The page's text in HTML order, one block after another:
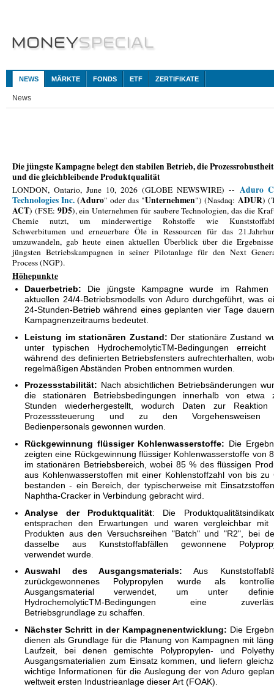
NEWS MÄRKTE FONDS ETF ZERTIFIKATE
News
Die jüngste Kampagne belegt den stabilen Betrieb, die Prozessrobustheit
und die gleichbleibende Produktqualität
LONDON, Ontario, June 10, 2026 (GLOBE NEWSWIRE) -- Aduro
Technologies Inc. (Aduro" oder das "Unternehmen") (Nasdaq: ADUR)
ACT) (FSE: 9D5), ein Unternehmen für saubere Technologien, das die
Chemie nutzt, um minderwertige Rohstoffe wie
Schwerbitumen und erneuerbare Öle in Ressourcen für das
umzuwandeln, gab heute einen aktuellen Überblick über die
jüngsten Betriebskampagnen in seiner Pilotanlage für den Next
Process (NGP).
Höhepunkte
Dauerbetrieb: Die jüngste Kampagne wurde im Rahmen
aktuellen 24/4-Betriebsmodells von Aduro durchgeführt, was
24-Stunden-Betrieb während eines geplanten vier Tage
Kampagnenzeitraums bedeutet.
Leistung im stationären Zustand: Der stationäre Zustand
unter typischen HydrochemolyticTM-Bedingungen erreicht
während des definierten Betriebsfensters aufrechterhalten,
regelmäßigen Abständen Proben entnommen wurden.
Prozessstabilität: Nach absichtlichen Betriebsänderungen
die stationären Betriebsbedingungen innerhalb von etwa
Stunden wiederhergestellt, wodurch Daten zur Reaktion
Prozesssteuerung und zu den Vorgehensweisen
Bedienpersonals gewonnen wurden.
Rückgewinnung flüssiger Kohlenwasserstoffe: Die
zeigten eine Rückgewinnung flüssiger Kohlenwasserstoffe von
im stationären Betriebsbereich, wobei 85 % des flüssigen
aus Kohlenwasserstoffen mit einer Kohlenstoffzahl von bis zu
bestanden - ein Bereich, der typischerweise mit
Naphtha-Cracker in Verbindung gebracht wird.
Analyse der Produktqualität: Die
entsprachen den Erwartungen und waren vergleichbar mit
Produkten aus den Versuchsreihen "Batch" und "R2", bei
dasselbe aus Kunststoffabfällen gewonnene
verwendet wurde.
Auswahl des Ausgangsmaterials: Aus
zurückgewonnenes Polypropylen wurde als
Ausgangsmaterial verwendet, um unter
HydrochemolyticTM-Bedingungen eine
Betriebsgrundlage zu schaffen.
Nächster Schritt in der Kampagnenentwicklung: Die
dienen als Grundlage für die Planung von Kampagnen mit
Laufzeit, bei denen gemischte Polypropylen- und
Ausgangsmaterialien zum Einsatz kommen, und liefern
wichtige Informationen für die Auslegung der von Aduro
weltweit ersten Industrieanlage dieser Art (FOAK).